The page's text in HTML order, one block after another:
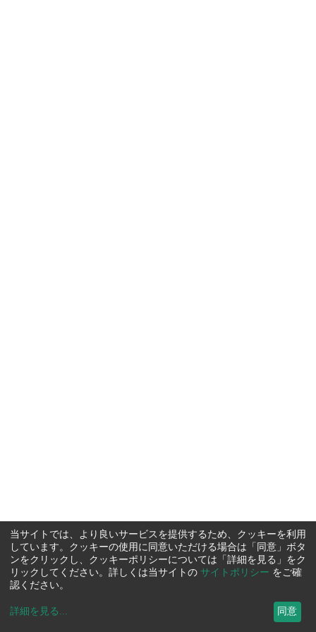
当サイトでは、より良いサービスを提供するため、クッキーを利用
しています。クッキーの使用に同意いただける場合は「同意」ボタ
ンをクリックし、クッキーポリシーについては「詳細を見る」をク
リックしてください。詳しくは当サイトの サイトポリシー をご確
認ください。
詳細を見る ... 同意